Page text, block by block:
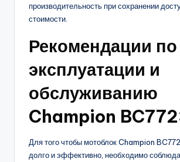
производительность при сохранении
стоимости.
Рекомендации по
эксплуатации и
обслуживанию
Champion
Для того чтобы мотоблок Champion
долго и эффективно, необходимо